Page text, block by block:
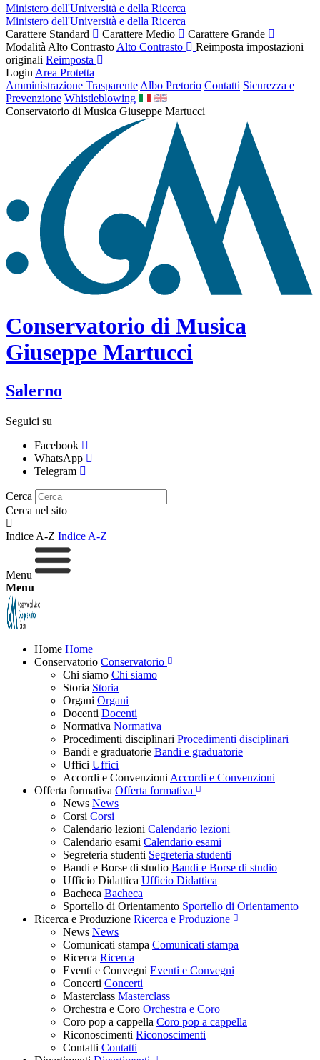
Ministero dell'Università e della Ricerca
Ministero dell'Università e della Ricerca
Carattere Standard
Carattere Medio
Carattere Grande
Modalità Alto Contrasto Alto Contrasto
Reimposta impostazioni
originali Reimposta
Login Area Protetta
Amministrazione Trasparente Albo Pretorio Contatti Sicurezza e
Prevenzione Whistleblowing
Conservatorio di Musica Giuseppe Martucci
Conservatorio di Musica
Giuseppe Martucci
Salerno
Seguici su
Facebook
WhatsApp
Telegram
Cerca
Cerca nel sito
Indice A-Z Indice A-Z
Menu
Menu
Home Home
Conservatorio Conservatorio
Chi siamo Chi siamo
Storia Storia
Organi Organi
Docenti Docenti
Normativa Normativa
Procedimenti disciplinari Procedimenti disciplinari
Bandi e graduatorie Bandi e graduatorie
Uffici Uffici
Accordi e Convenzioni Accordi e Convenzioni
Offerta formativa Offerta formativa
News News
Corsi Corsi
Calendario lezioni Calendario lezioni
Calendario esami Calendario esami
Segreteria studenti Segreteria studenti
Bandi e Borse di studio Bandi e Borse di studio
Ufficio Didattica Ufficio Didattica
Bacheca Bacheca
Sportello di Orientamento Sportello di Orientamento
Ricerca e Produzione Ricerca e Produzione
News News
Comunicati stampa Comunicati stampa
Ricerca Ricerca
Eventi e Convegni Eventi e Convegni
Concerti Concerti
Masterclass Masterclass
Orchestra e Coro Orchestra e Coro
Coro pop a cappella Coro pop a cappella
Riconoscimenti Riconoscimenti
Contatti Contatti